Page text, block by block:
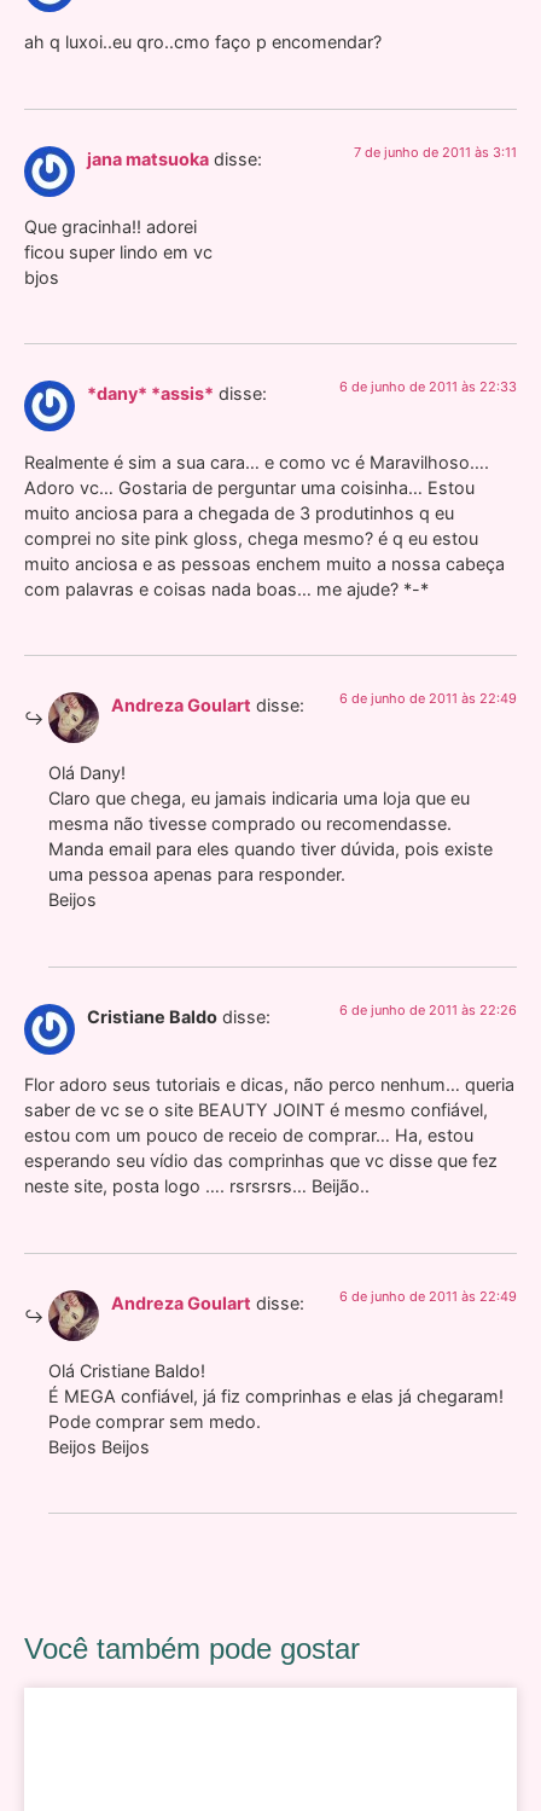
ah q luxoi..eu qro..cmo faço p encomendar?
jana matsuoka disse: 7 de junho de 2011 às 3:11
Que gracinha!! adorei
ficou super lindo em vc
bjos
*dany* *assis* disse: 6 de junho de 2011 às 22:33
Realmente é sim a sua cara… e como vc é Maravilhoso….
Adoro vc… Gostaria de perguntar uma coisinha… Estou
muito anciosa para a chegada de 3 produtinhos q eu
comprei no site pink gloss, chega mesmo? é q eu estou
muito anciosa e as pessoas enchem muito a nossa cabeça
com palavras e coisas nada boas… me ajude? *-*
Andreza Goulart disse: 6 de junho de 2011 às 22:49
Olá Dany!
Claro que chega, eu jamais indicaria uma loja que eu
mesma não tivesse comprado ou recomendasse.
Manda email para eles quando tiver dúvida, pois existe
uma pessoa apenas para responder.
Beijos
Cristiane Baldo disse: 6 de junho de 2011 às 22:26
Flor adoro seus tutoriais e dicas, não perco nenhum… queria
saber de vc se o site BEAUTY JOINT é mesmo confiável,
estou com um pouco de receio de comprar… Ha, estou
esperando seu vídio das comprinhas que vc disse que fez
neste site, posta logo …. rsrsrsrs… Beijão..
Andreza Goulart disse: 6 de junho de 2011 às 22:49
Olá Cristiane Baldo!
É MEGA confiável, já fiz comprinhas e elas já chegaram!
Pode comprar sem medo.
Beijos Beijos
Você também pode gostar